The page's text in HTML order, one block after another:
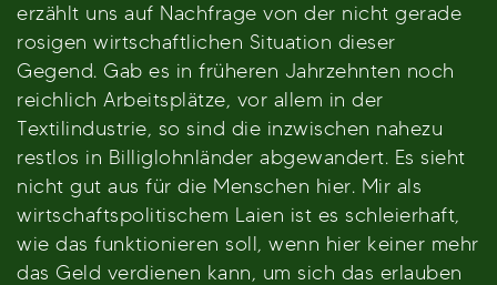
erzählt uns auf Nachfrage von der nicht gerade
rosigen wirtschaftlichen Situation dieser
Gegend. Gab es in früheren Jahrzehnten noch
reichlich Arbeitsplätze, vor allem in der
Textilindustrie, so sind die inzwischen nahezu
restlos in Billiglohnländer abgewandert. Es sieht
nicht gut aus für die Menschen hier. Mir als
wirtschaftspolitischem Laien ist es schleierhaft,
wie das funktionieren soll, wenn hier keiner mehr
das Geld verdienen kann, um sich das erlauben